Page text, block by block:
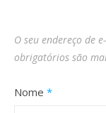
O seu endereço de
obrigatórios são
Nome *